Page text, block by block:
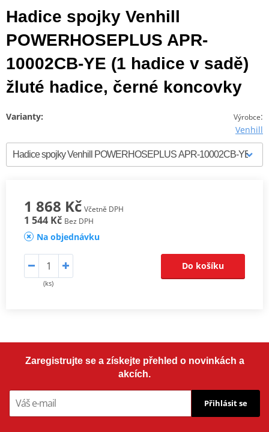
Hadice spojky Venhill
POWERHOSEPLUS APR-
10002CB-YE (1 hadice v sadě)
žluté hadice, černé koncovky
Výrobce:
Venhill
Varianty:
1 868 Kč Včetně DPH
1 544 Kč Bez DPH
Na objednávku
(ks)
Do košíku
Zaregistrujte se a získejte přehled o novinkách a
akcích.
Přihlásit se